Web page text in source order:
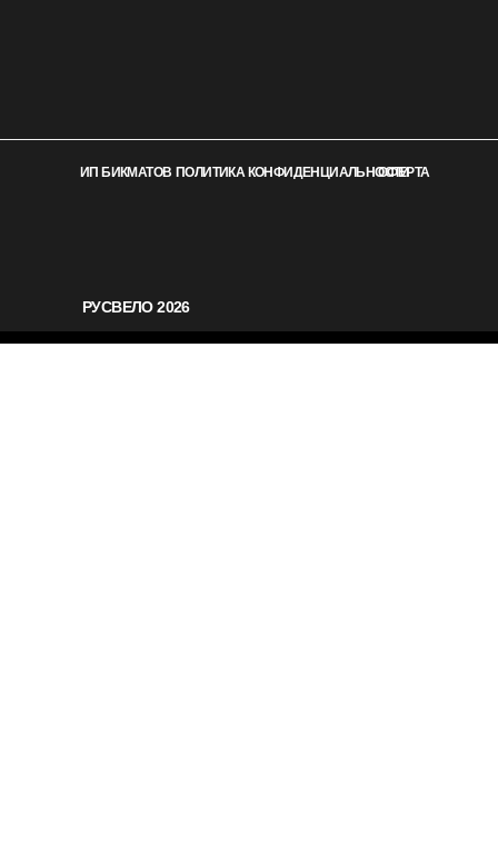
РУСВЕЛО 2026
ИП БИКМАТОВ ОФЕРТА
ПОЛИТИКА КОНФИДЕНЦИАЛЬНОСТИ